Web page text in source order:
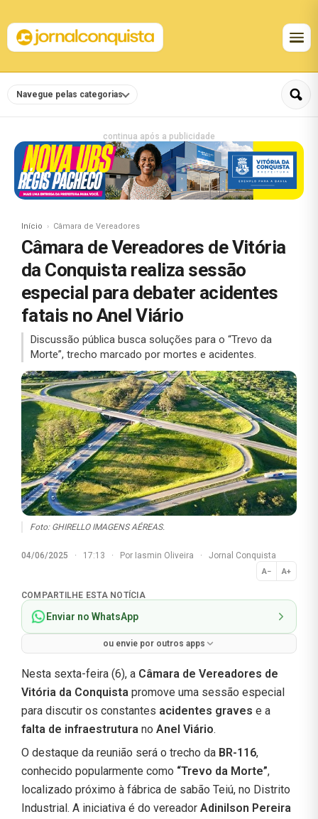
Navegue pelas categorias
continua após a publicidade
Início Câmara de Vereadores
Câmara de Vereadores de Vitória
da Conquista realiza sessão
especial para debater acidentes
fatais no Anel Viário
Discussão pública busca soluções para o “Trevo da
Morte”, trecho marcado por mortes e acidentes.
Foto: GHIRELLO IMAGENS AÉREAS.
04/06/2025 · 17:13 · Por Iasmin Oliveira · Jornal Conquista
A− A+
Normal
COMPARTILHE ESTA NOTÍCIA
Enviar no WhatsApp
ou envie por outros apps
Nesta sexta-feira (6), a Câmara de Vereadores de
Vitória da Conquista promove uma sessão especial
para discutir os constantes acidentes graves e a
falta de infraestrutura no Anel Viário.
O destaque da reunião será o trecho da BR-116,
conhecido popularmente como “Trevo da Morte”,
localizado próximo à fábrica de sabão Teiú, no Distrito
Industrial. A iniciativa é do vereador Adinilson Pereira